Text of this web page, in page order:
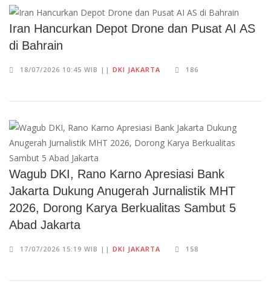
Iran Hancurkan Depot Drone dan Pusat AI AS
di Bahrain
18/07/2026 10:45 WIB || DKI JAKARTA 186
Wagub DKI, Rano Karno Apresiasi Bank
Jakarta Dukung Anugerah Jurnalistik MHT
2026, Dorong Karya Berkualitas Sambut 5
Abad Jakarta
17/07/2026 15:19 WIB || DKI JAKARTA 158